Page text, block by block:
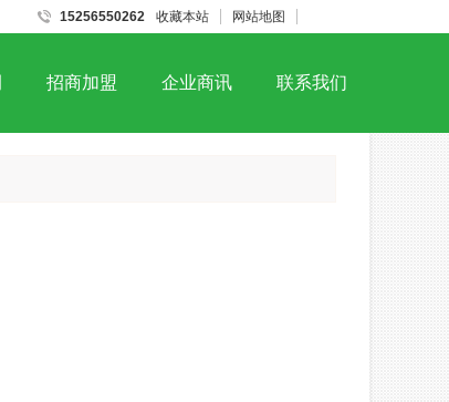
15256550262 收藏本站 网站地图
招商加盟 企业商讯 联系我们